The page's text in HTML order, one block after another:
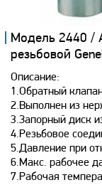
Модель 2440 /
резьбовой
Описание:
1.Обратный
2.Выполнен из
3.Запорный диск
4.Резьбовое
5.Давление при
6.Макс. рабочее
7.Рабочая